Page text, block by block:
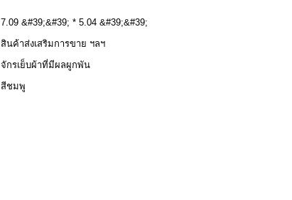
7.09 &#39;&#39; * 5.04 &#39;&#39;
สินค้าส่งเสริมการขาย ฯลฯ
จักรเย็บผ้าที่มีผลผูกพัน
สีชมพู